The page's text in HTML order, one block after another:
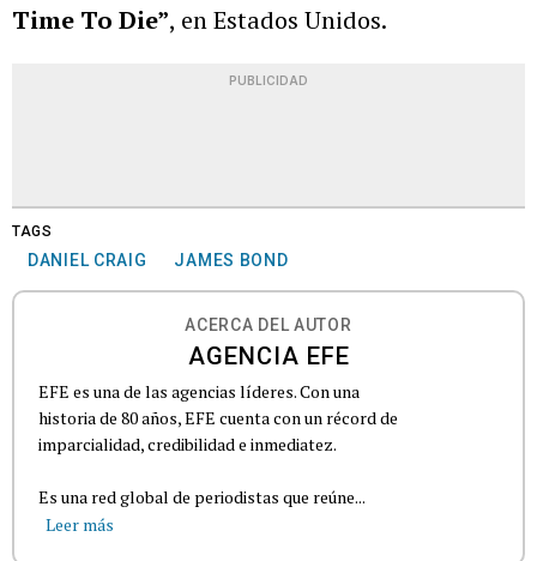
Time To Die”, en Estados Unidos.
PUBLICIDAD
TAGS
DANIEL CRAIG JAMES BOND
ACERCA DEL AUTOR
AGENCIA EFE
EFE es una de las agencias líderes. Con una
historia de 80 años, EFE cuenta con un récord de
imparcialidad, credibilidad e inmediatez.
Es una red global de periodistas que reúne...
Leer más